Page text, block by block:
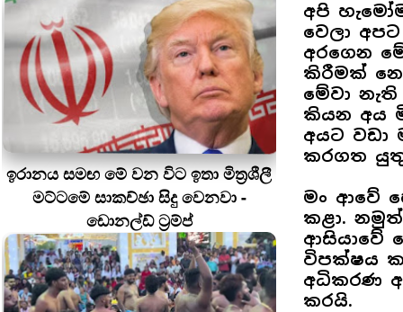
ඉරානය සමඟ මේ වන විට ඉතා මිත්‍රශීලී
මට්ටමේ සාකච්ඡා සිදු වෙනවා -
ඩොනල්ඩ් ට්‍රම්ප්
අපි
වෙලා
අරගෙන
කිරීමක්
මේවා
කියන අය
අයට වඩා
කරගත
මං ආවේ
කළා.
ආසියාවේ
විපක්ෂය
අධිකරණ
කරයි.